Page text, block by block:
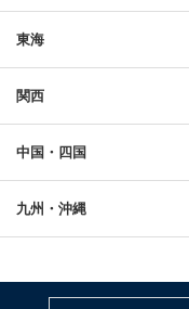
東海
関西
中国・四国
九州・沖縄